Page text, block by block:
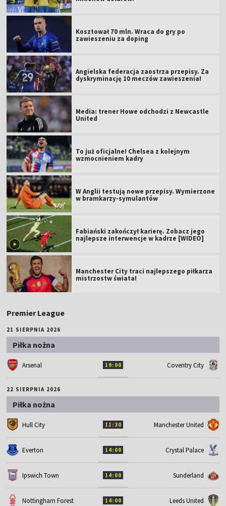
Kosztował 70 mln. Wraca do gry po
zawieszeniu za doping
Angielska federacja zaostrza przepisy. Za
dyskryminację 10 meczów zawieszenia!
Media: trener Howe odchodzi z Newcastle
United
To już oficjalne! Chelsea z kolejnym
wzmocnieniem kadry
W Anglii testują nowe przepisy. Wymierzone
w bramkarzy-symulantów
Fabiański zakończył karierę. Zobacz jego
najlepsze interwencje w kadrze [WIDEO]
Manchester City traci najlepszego piłkarza
mistrzostw świata!
Premier League
21 SIERPNIA 2026
Piłka nożna
Arsenal 19:00 Coventry City
22 SIERPNIA 2026
Piłka nożna
Hull City 11:30 Manchester United
Everton 14:00 Crystal Palace
Ipswich Town 14:00 Sunderland
Nottingham Forest 14:00 Leeds United